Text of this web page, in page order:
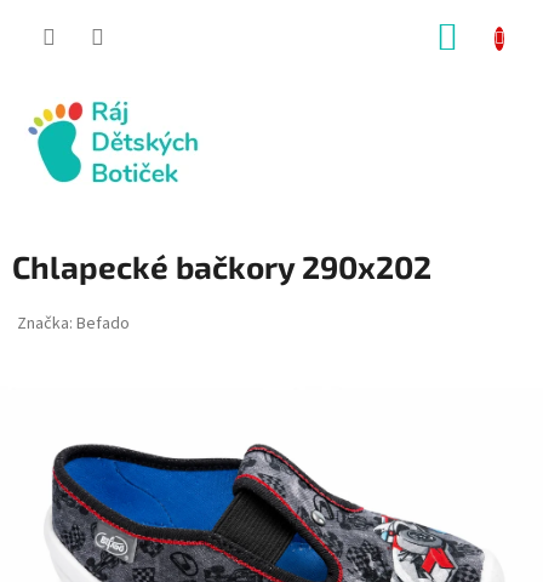
Chlapecké bačkory 290x202
Značka: Befado